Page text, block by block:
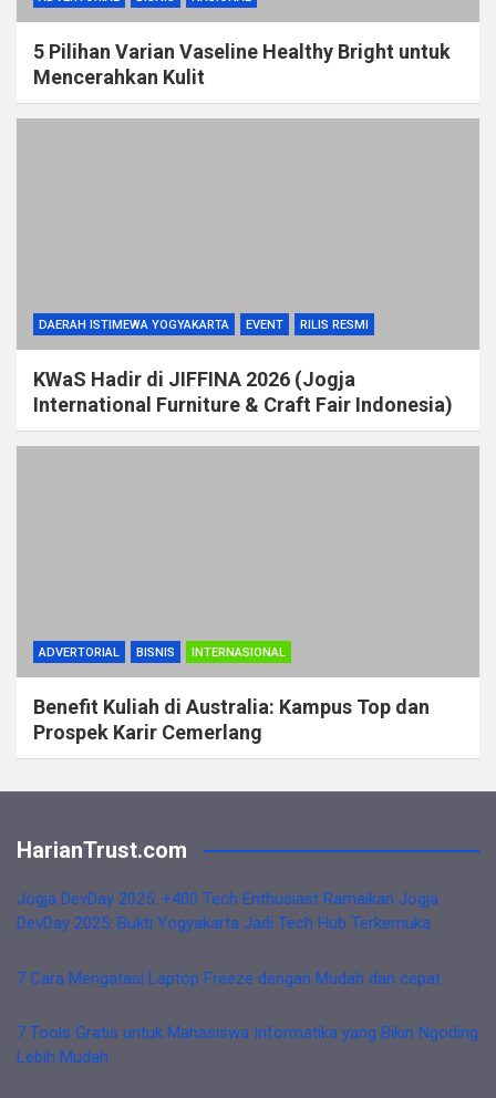
5 Pilihan Varian Vaseline Healthy Bright untuk
Mencerahkan Kulit
DAERAH ISTIMEWA YOGYAKARTA EVENT RILIS RESMI
KWaS Hadir di JIFFINA 2026 (Jogja
International Furniture & Craft Fair Indonesia)
ADVERTORIAL BISNIS INTERNASIONAL
Benefit Kuliah di Australia: Kampus Top dan
Prospek Karir Cemerlang
HarianTrust.com
Jogja DevDay 2025: +400 Tech Enthusiast Ramaikan Jogja
DevDay 2025: Bukti Yogyakarta Jadi Tech Hub Terkemuka
7 Cara Mengatasi Laptop Freeze dengan Mudah dan cepat
7 Tools Gratis untuk Mahasiswa Informatika yang Bikin Ngoding
Lebih Mudah